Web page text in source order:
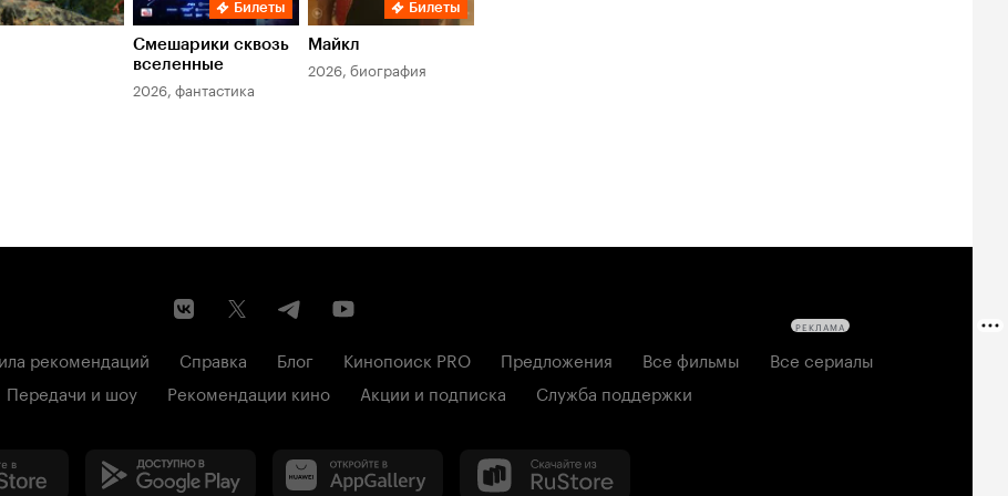
Билеты
Смешарики сквозь
вселенные
2026, фантастика
Билеты
Майкл
2026, биография
рекомендаций Справка Блог Кинопоиск PRO Предложения Все фильмы
Все сериалы
Передачи и шоу Рекомендации кино Акции и подписка Служба поддержки
РЕКЛАМА